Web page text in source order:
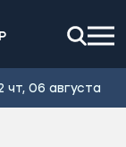
чт, 06 августа